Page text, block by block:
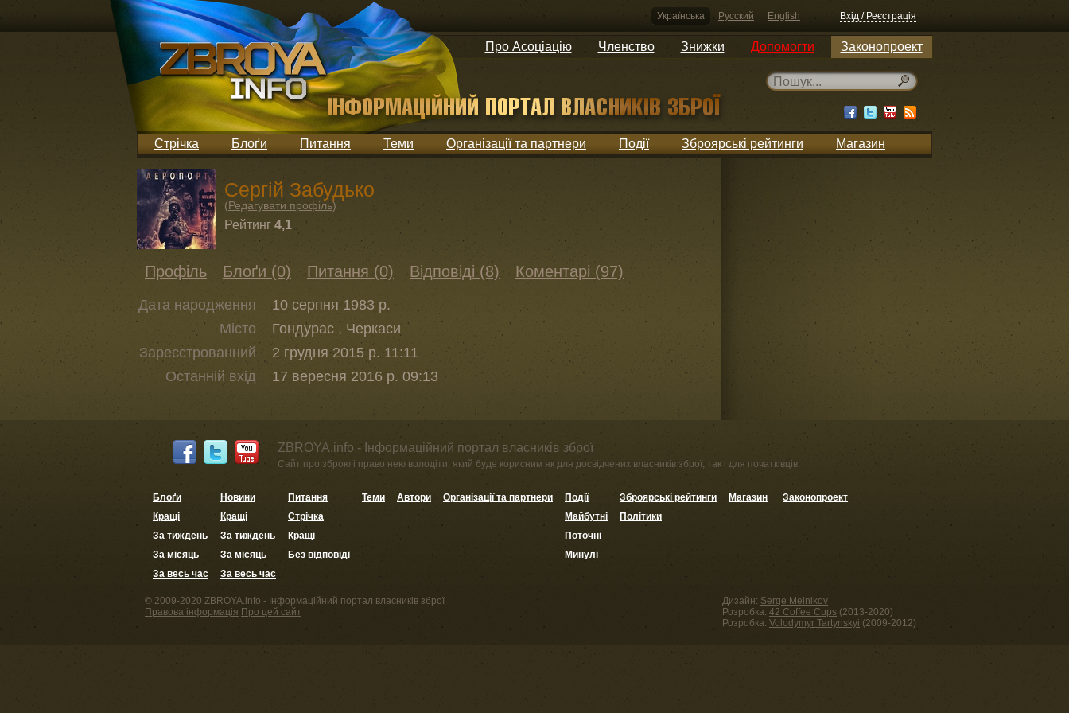
Українська Русский English Вхід / Реєстрація
Про Асоціацію Членство Знижки Допомогти Законопроект
Стрічка Блоґи Питання Теми Організації та партнери Події Зброярські рейтинги Магазин
Сергій Забудько
(Редагувати профіль)
Рейтинг 4,1
Профіль Блоґи (0) Питання (0) Відповіді (8) Коментарі (97)
Дата народження
10 серпня 1983 р.
Місто
Гондурас , Черкаси
Зареєстрованний
2 грудня 2015 р. 11:11
Останній вхід
17 вересня 2016 р. 09:13
ZBROYA.info - Інформаційний портал власників зброї
Сайт про зброю і право нею володіти, який буде корисним як для досвідчених власників зброї, так і для початківців.
Блоґи
Кращі
За тиждень
За місяць
За весь час
Новини
Кращі
За тиждень
За місяць
За весь час
Питання
Стрічка
Кращі
Без відповіді
Теми Автори Організації та партнери
Події
Майбутні
Поточні
Минулі
Зброярські рейтинги
Політики
Магазин Законопроект
© 2009-2020 ZBROYA.info - Інформаційний портал власників зброї
Правова інформація Про цей сайт
Дизайн: Serge Melnikov
Розробка: 42 Coffee Cups (2013-2020)
Розробка: Volodymyr Tartynskyi (2009-2012)